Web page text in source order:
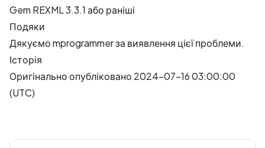
Gem REXML 3.3.1 або раніші
Подяки
Дякуємоmprogrammerза виявлення цієї проблеми.
Історія
Оригінально опубліковано 2024-07-16 03:00:00
(UTC)